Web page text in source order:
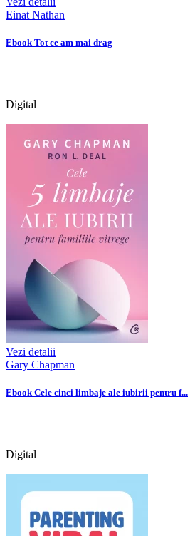
Einat Nathan
Ebook Tot ce am mai drag
Digital
Vezi detalii
Gary Chapman
Ebook Cele cinci limbaje ale iubirii pentru f...
Digital